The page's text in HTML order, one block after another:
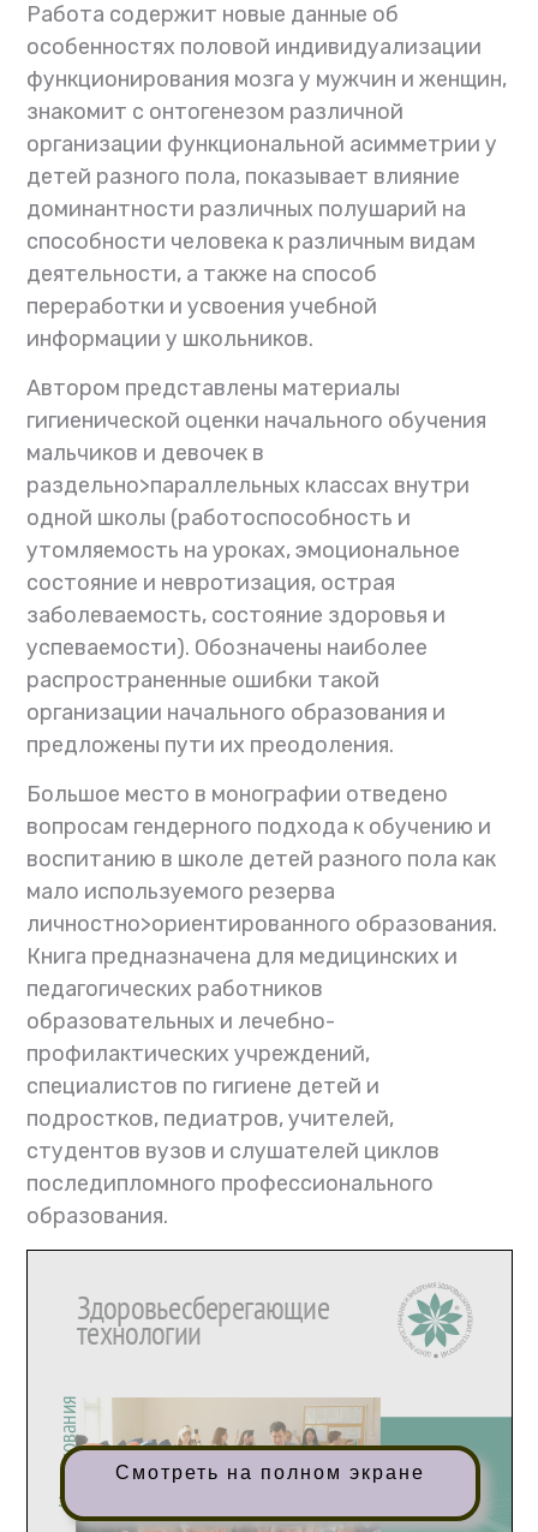
Работа содержит новые данные об
особенностях половой индивидуализации
функционирования мозга у мужчин и женщин,
знакомит с онтогенезом различной
организации функциональной асимметрии у
детей разного пола, показывает влияние
доминантности различных полушарий на
способности человека к различным видам
деятельности, а также на способ
переработки и усвоения учебной
информации у школьников.
Автором представлены материалы
гигиенической оценки начального обучения
мальчиков и девочек в
раздельно>параллельных классах внутри
одной школы (работоспособность и
утомляемость на уроках, эмоциональное
состояние и невротизация, острая
заболеваемость, состояние здоровья и
успеваемости). Обозначены наиболее
распространенные ошибки такой
организации начального образования и
предложены пути их преодоления.
Большое место в монографии отведено
вопросам гендерного подхода к обучению и
воспитанию в школе детей разного пола как
мало используемого резерва
личностно>ориентированного образования.
Книга предназначена для медицинских и
педагогических работников
образовательных и лечебно-
профилактических учреждений,
специалистов по гигиене детей и
подростков, педиатров, учителей,
студентов вузов и слушателей циклов
последипломного профессионального
образования.
Смотреть на полном экране